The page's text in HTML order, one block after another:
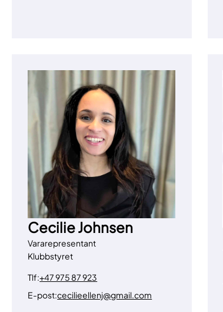
Cecilie Johnsen
Vararepresentant
Klubbstyret
Tlf:+47 975 87 923
E-post:cecilieellenj@gmail.com